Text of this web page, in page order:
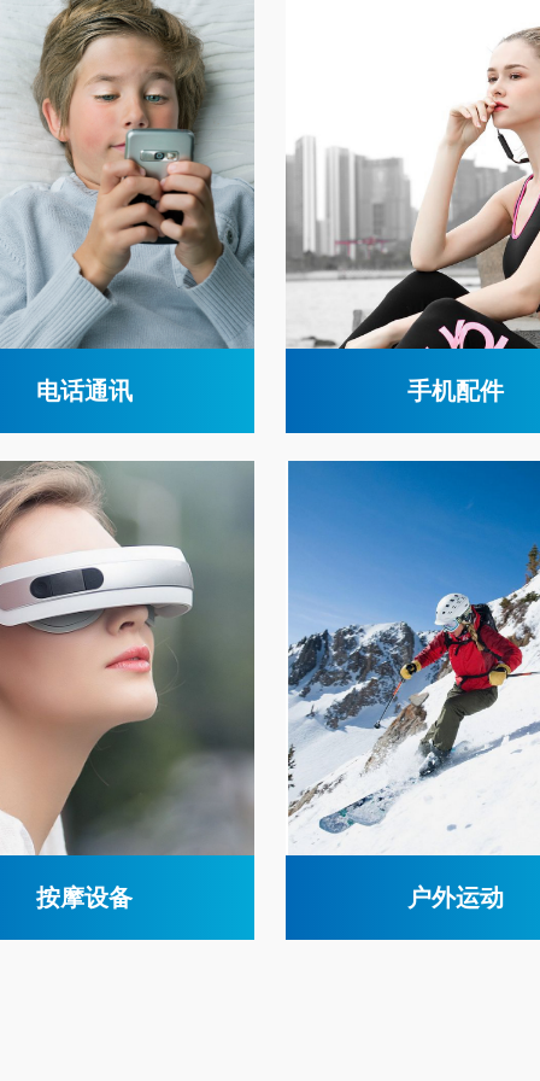
电话通讯 手机配件
按摩设备 户外运动